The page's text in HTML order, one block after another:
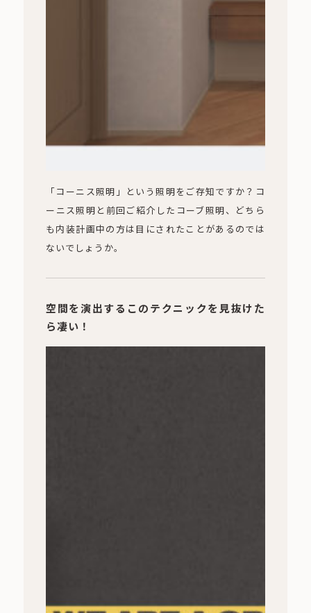
「コーニス照明」という照明をご存知ですか？コ
ーニス照明と前回ご紹介したコーブ照明、どちら
も内装計画中の方は目にされたことがあるのでは
ないでしょうか。
空間を演出するこのテクニックを見抜けた
ら凄い！